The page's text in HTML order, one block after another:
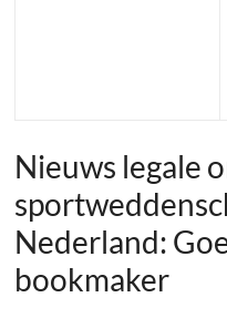
Nieuws legale
Nederland:
bookmaker